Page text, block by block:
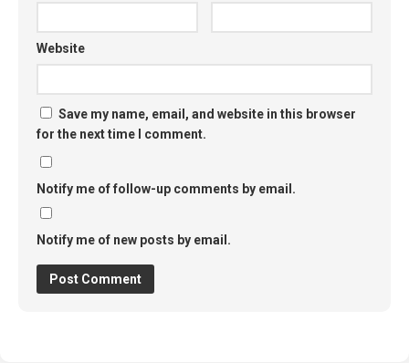
Website
Save my name, email, and website in this browser
for the next time I comment.
Notify me of follow-up comments by email.
Notify me of new posts by email.